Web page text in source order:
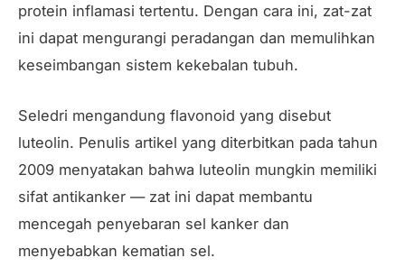
protein inflamasi tertentu. Dengan cara ini, zat-zat
ini dapat mengurangi peradangan dan memulihkan
keseimbangan sistem kekebalan tubuh.
Seledri mengandung flavonoid yang disebut
luteolin. Penulis artikel yang diterbitkan pada tahun
2009 menyatakan bahwa luteolin mungkin memiliki
sifat antikanker — zat ini dapat membantu
mencegah penyebaran sel kanker dan
menyebabkan kematian sel.